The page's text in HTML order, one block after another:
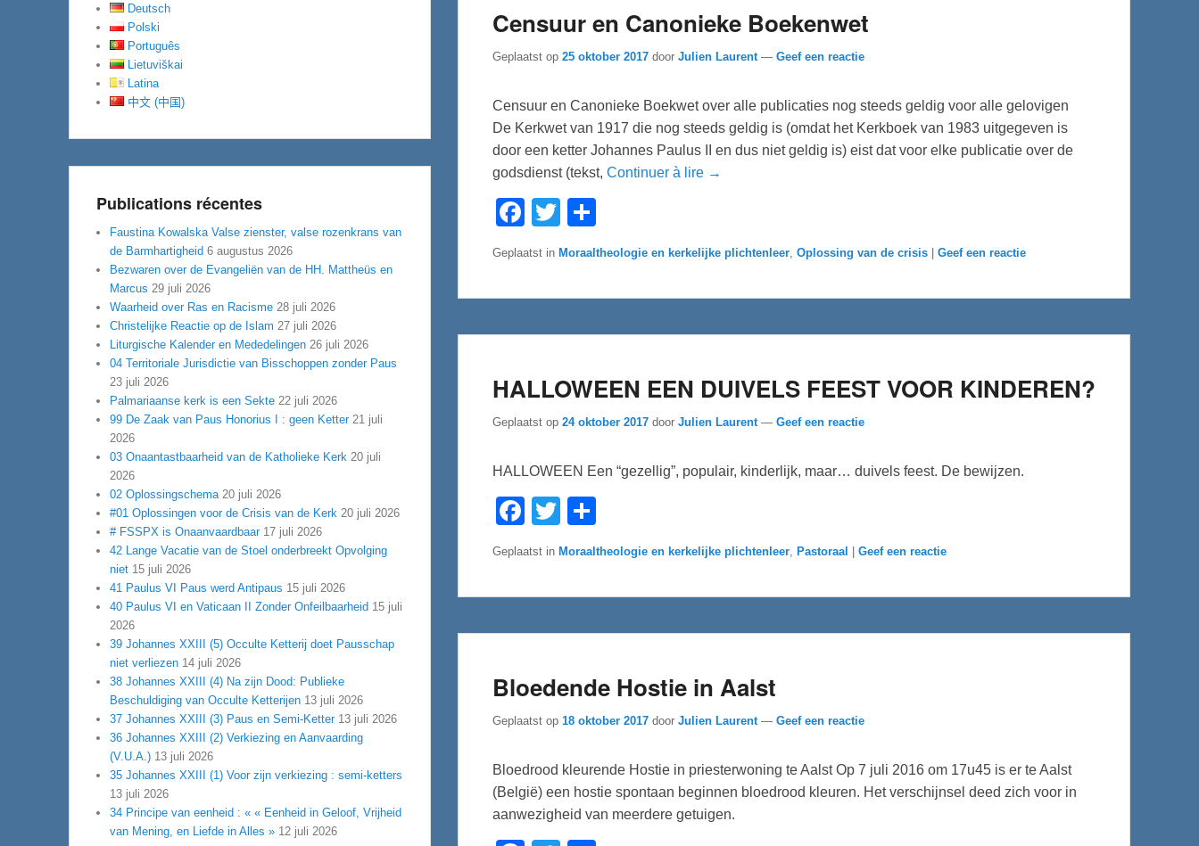
Censuur en Canonieke Boekenwet
Geplaatst op 25 oktober 2017 door Julien Laurent — Geef een reactie
Censuur en Canonieke Boekwet over alle publicaties nog steeds geldig voor alle gelovigen
De Kerkwet van 1917 die nog steeds geldig is (omdat het Kerkboek van 1983 uitgegeven is
door een ketter Johannes Paulus II en dus niet geldig is) eist dat voor elke publicatie over de
godsdienst (tekst, Continuer à lire →
F
e
b
T
t
t
e
n
Geplaatst in Moraaltheologie en kerkelijke plichtenleer, Oplossing van de crisis Geef een reactie
HALLOWEEN EEN DUIVELS FEEST VOOR KINDEREN?
Geplaatst op 24 oktober 2017 door Julien Laurent — Geef een reactie
HALLOWEEN Een “gezellig”, populair, kinderlijk, maar… duivels feest. De bewijzen.
F
e
b
T
t
t
e
n
Geplaatst in Moraaltheologie en kerkelijke plichtenleer Pastoraal Geef een reactie
Bloedende Hostie in Aalst
Geplaatst op 18 oktober 2017 door Julien Laurent — Geef een reactie
Bloedrood kleurende Hostie in priesterwoning te Aalst Op 7 juli 2016 om 17u45 is er te Aalst
(België) een hostie spontaan beginnen bloedrood kleuren. Het verschijnsel deed zich voor in
aanwezigheid van meerdere getuigen.
Deutsch
Polski
Português
Lietuviškai
Latina
中文 (中国)
Publications récentes
Faustina Kowalska Valse zienster, valse rozenkrans van
de Barmhartigheid 6 augustus 2026
Bezwaren over de Evangeliën van de HH. Mattheüs en
Marcus 29 juli 2026
Waarheid over Ras en Racisme 28 juli 2026
Christelijke Reactie op de Islam 27 juli 2026
Liturgische Kalender en Mededelingen 26 juli 2026
04 Territoriale Jurisdictie van Bisschoppen zonder Paus
23 juli 2026
Palmariaanse kerk is een Sekte 22 juli 2026
99 De Zaak van Paus Honorius I : geen Ketter 21 juli
2026
03 Onaantastbaarheid van de Katholieke Kerk 20 juli
2026
02 Oplossingschema 20 juli 2026
#01 Oplossingen voor de Crisis van de Kerk 20 juli 2026
# FSSPX is Onaanvaardbaar 17 juli 2026
42 Lange Vacatie van de Stoel onderbreekt Opvolging
niet 15 juli 2026
41 Paulus VI Paus werd Antipaus 15 juli 2026
40 Paulus VI en Vaticaan II Zonder Onfeilbaarheid 15 juli
2026
39 Johannes XXIII (5) Occulte Ketterij doet Pausschap
niet verliezen 14 juli 2026
38 Johannes XXIII (4) Na zijn Dood: Publieke
Beschuldiging van Occulte Ketterijen 13 juli 2026
37 Johannes XXIII (3) Paus en Semi-Ketter 13 juli 2026
36 Johannes XXIII (2) Verkiezing en Aanvaarding
(V.U.A.) 13 juli 2026
35 Johannes XXIII (1) Voor zijn verkiezing : semi-ketters
13 juli 2026
34 Principe van eenheid : « « Eenheid in Geloof, Vrijheid
van Mening, en Liefde in Alles » 12 juli 2026